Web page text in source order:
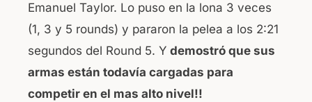
Emanuel Taylor. Lo puso en la lona 3 veces
(1, 3 y 5 rounds) y pararon la pelea a los 2:21
segundos del Round 5. Y demostró que sus
armas están todavía cargadas para
competir en el mas alto nivel!!